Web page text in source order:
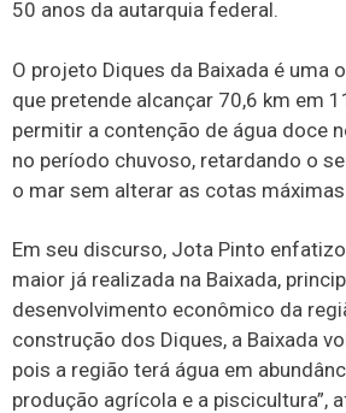
50 anos da autarquia federal.
O projeto Diques da Baixada é uma
que pretende alcançar 70,6 km em
permitir a contenção de água doce
no período chuvoso, retardando o
o mar sem alterar as cotas
Em seu discurso, Jota Pinto
maior já realizada na Baixada,
desenvolvimento econômico da
construção dos Diques, a Baixada
pois a região terá água em
produção agrícola e a piscicultura”,